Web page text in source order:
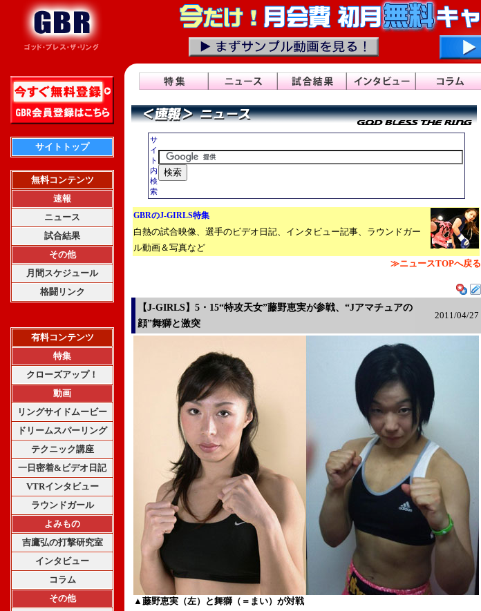
サイトトップ
無料コンテンツ
速報
ニュース
試合結果
その他
月間スケジュール
格闘リンク
有料コンテンツ
特集
クローズアップ！
動画
リングサイドムービー
ドリームスパーリング
テクニック講座
一日密着&ビデオ日記
VTRインタビュー
ラウンドガール
よみもの
吉鷹弘の打撃研究室
インタビュー
コラム
その他
サ
イ
ト
内
検
索
GBRのJ-GIRLS特集
白熱の試合映像、選手のビデオ日記、インタビュー記事、ラウンドガー
ル動画＆写真など
≫ニュースTOPへ戻る
【J-GIRLS】5・15“特攻天女”藤野恵実が参戦、“Jアマチュアの
顔”舞獅と激突
2011/04/27
▲藤野恵実（左）と舞獅（＝まい）が対戦